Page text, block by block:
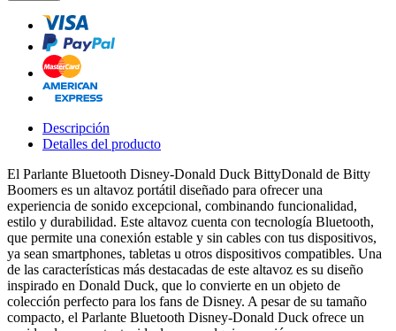
Descripción
Detalles del producto
El Parlante Bluetooth Disney-Donald Duck BittyDonald de Bitty
Boomers es un altavoz portátil diseñado para ofrecer una
experiencia de sonido excepcional, combinando funcionalidad,
estilo y durabilidad. Este altavoz cuenta con tecnología Bluetooth,
que permite una conexión estable y sin cables con tus dispositivos,
ya sean smartphones, tabletas u otros dispositivos compatibles. Una
de las características más destacadas de este altavoz es su diseño
inspirado en Donald Duck, que lo convierte en un objeto de
colección perfecto para los fans de Disney. A pesar de su tamaño
compacto, el Parlante Bluetooth Disney-Donald Duck ofrece un